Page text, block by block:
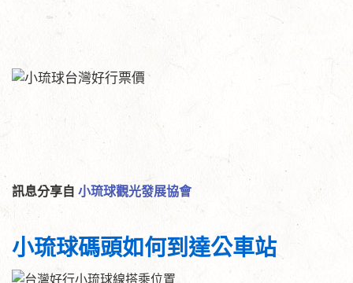
訊息分享自 小琉球觀光發展協會
小琉球碼頭如何到達公車站